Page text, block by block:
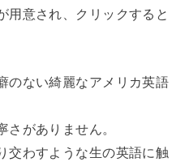
用意され、クリックすると
のない綺麗なアメリカ英語
さがありません。
交わすような生の英語に触